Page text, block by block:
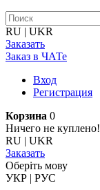
RU | UKR
Заказать
Заказ в ЧАТе
Вход
Регистрация
Корзина 0
Ничего не куплено!
RU | UKR
Заказать
Оберiть мову
УКР | РУС